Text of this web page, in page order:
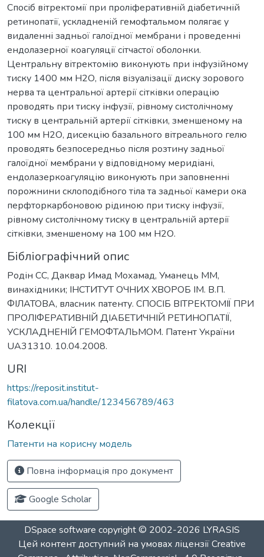
Спосіб вітректомії при проліферативній діабетичній
ретинопатії, ускладненій гемофтальмом полягає у
видаленні задньої галоїдної мембрани і проведенні
ендолазерної коагуляції сітчастої оболонки.
Центральну вітректомію виконують при інфузійному
тиску 1400 мм Н2О, після візуалізації диску зорового
нерва та центральної артерії сітківки операцію
проводять при тиску інфузії, рівному систолічному
тиску в центральній артерії сітківки, зменшеному на
100 мм Н2О, дисекцію базального вітреального гелю
проводять безпосередньо після розтину задньої
галоїдної мембрани у відповідному меридіані,
ендолазеркоагуляцію виконують при заповненні
порожнини склоподібного тіла та задньої камери ока
перфторкарбоновою рідиною при тиску інфузії,
рівному систолічному тиску в центральній артерії
сітківки, зменшеному на 100 мм Н2О.
Бібліографічний опис
Родін СС, Даквар Имад Мохамад, Уманець ММ,
винахідники; ІНСТИТУТ ОЧНИХ ХВОРОБ ІМ. В.П.
ФІЛАТОВА, власник патенту. СПОСІБ ВІТРЕКТОМІЇ ПРИ
ПРОЛІФЕРАТИВНІЙ ДІАБЕТИЧНІЙ РЕТИНОПАТІЇ,
УСКЛАДНЕНІЙ ГЕМОФТАЛЬМОМ. Патент України
UA31310. 10.04.2008.
URI
https://reposit.institut-
filatova.com.ua/handle/123456789/463
Колекції
Патенти на корисну модель
Повна інформація про документ
Google Scholar
DSpace software copyright © 2002-2026 LYRASIS
Цей контент доступний на умовах ліцензіїCreative